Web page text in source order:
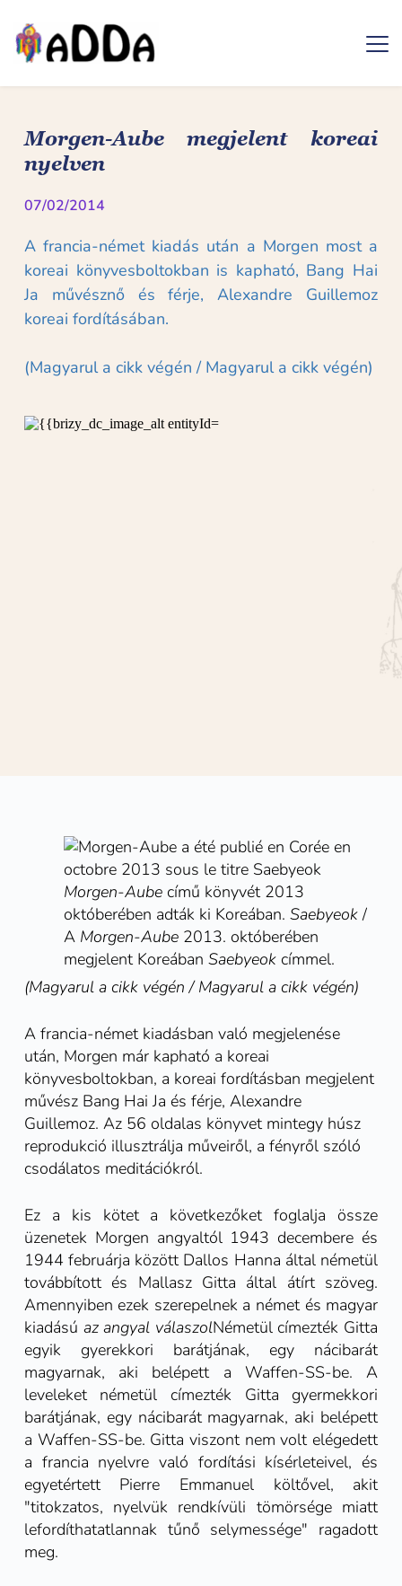
tartalomra
Morgen-Aube megjelent koreai
nyelven
07/02/2014
A francia-német kiadás után a Morgen most a
koreai könyvesboltokban is kapható, Bang Hai
Ja művésznő és férje, Alexandre Guillemoz
koreai fordításában.
(Magyarul a cikk végén / Magyarul a cikk végén)
Morgen-Aube című könyvét 2013
októberében adták ki Koreában.Saebyeok/
A Morgen-Aube 2013. októberében
megjelent KoreábanSaebyeok címmel.
(Magyarul a cikk végén / Magyarul a cikk végén)
A francia-német kiadásban való megjelenése
után, Morgen már kapható a koreai
könyvesboltokban, a koreai fordításban megjelent
művész Bang Hai Ja és férje, Alexandre
Guillemoz. Az 56 oldalas könyvet mintegy húsz
reprodukció illusztrálja műveiről, a fényről szóló
csodálatos meditációkról.
Ez a kis kötet a következőket foglalja össze
üzenetek Morgen angyaltól1943 decembere és
1944 februárja között Dallos Hanna által németül
továbbított és Mallasz Gitta által átírt szöveg.
Amennyiben ezek szerepelnek a német és magyar
kiadású az angyal válaszolNémetül címezték Gitta
egyik gyerekkori barátjának, egy nácibarát
magyarnak, aki belépett a Waffen-SS-be. A
leveleket németül címezték Gitta gyermekkori
barátjának, egy nácibarát magyarnak, aki belépett
a Waffen-SS-be. Gitta viszont nem volt elégedett
a francia nyelvre való fordítási kísérleteivel, és
egyetértett Pierre Emmanuel költővel, akit
"titokzatos, nyelvük rendkívüli tömörsége miatt
lefordíthatatlannak tűnő selymessége" ragadott
meg.